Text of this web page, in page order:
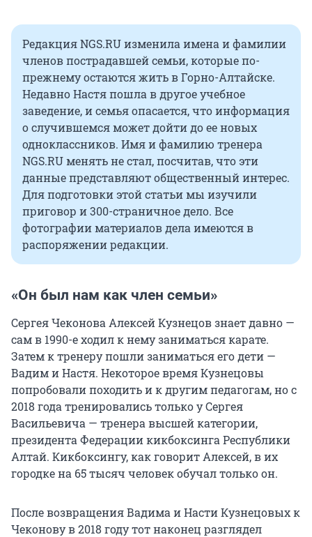
Редакция NGS.RU изменила имена и фамилии
членов пострадавшей семьи, которые по-
прежнему остаются жить в Горно-Алтайске.
Недавно Настя пошла в другое учебное
заведение, и семья опасается, что информация
о случившемся может дойти до ее новых
одноклассников. Имя и фамилию тренера
NGS.RU менять не стал, посчитав, что эти
данные представляют общественный интерес.
Для подготовки этой статьи мы изучили
приговор и 300-страничное дело. Все
фотографии материалов дела имеются в
распоряжении редакции.
«Он был нам как член семьи»
Сергея Чеконова Алексей Кузнецов знает давно —
сам в 1990-е ходил к нему заниматься карате.
Затем к тренеру пошли заниматься его дети —
Вадим и Настя. Некоторое время Кузнецовы
попробовали походить и к другим педагогам, но с
2018 года тренировались только у Сергея
Васильевича — тренера высшей категории,
президента Федерации кикбоксинга Республики
Алтай. Кикбоксингу, как говорит Алексей, в их
городке на 65 тысяч человек обучал только он.
После возвращения Вадима и Насти Кузнецовых к
Чеконову в 2018 году тот наконец разглядел